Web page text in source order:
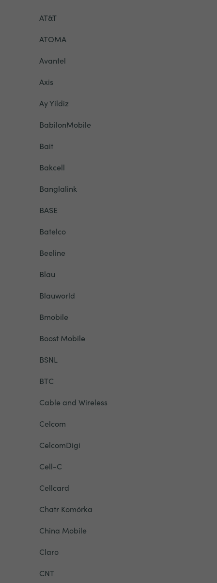
AT&T
ATOMA
Avantel
Axis
Ay Yildiz
BabilonMobile
Bait
Bakcell
Banglalink
BASE
Batelco
Beeline
Blau
Blauworld
Bmobile
Boost Mobile
BSNL
BTC
Cable and Wireless
Celcom
CelcomDigi
Cell-C
Cellcard
Chatr Komórka
China Mobile
Claro
CNT